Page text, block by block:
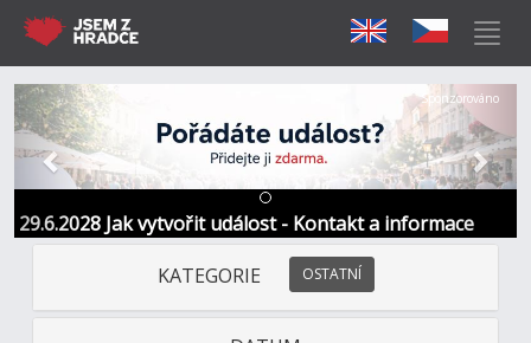
29.6.2028 Jak vytvořit událost - Kontakt a informace
Předchozí Další
Sponzorováno
KATEGORIE OSTATNÍ